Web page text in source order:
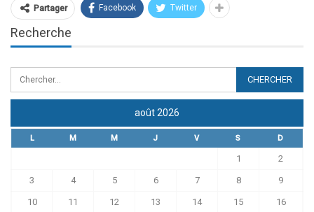
Partager Facebook Twitter
Recherche
août 2026
L M M J V S D
1 2
3 4 5 6 7 8 9
10 11 12 13 14 15 16